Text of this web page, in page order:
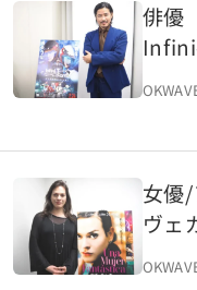
俳優
ら
女優
ヴェ
マ